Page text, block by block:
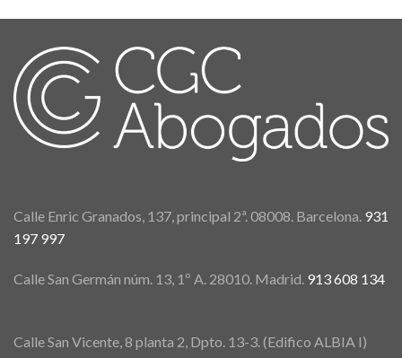
Calle Enric Granados, 137, principal 2ª. 08008. Barcelona. 931
197 997
Calle San Germán núm. 13, 1º A. 28010. Madrid. 913 608 134
Calle San Vicente, 8 planta 2, Dpto. 13-3. (Edifico ALBIA I)